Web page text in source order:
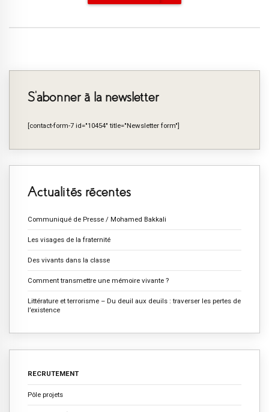
S’abonner à la newsletter
[contact-form-7 id="10454" title="Newsletter form"]
Actualités récentes
Communiqué de Presse / Mohamed Bakkali
Les visages de la fraternité
Des vivants dans la classe
Comment transmettre une mémoire vivante ?
Littérature et terrorisme – Du deuil aux deuils : traverser les pertes de
l’existence
RECRUTEMENT
Pôle projets